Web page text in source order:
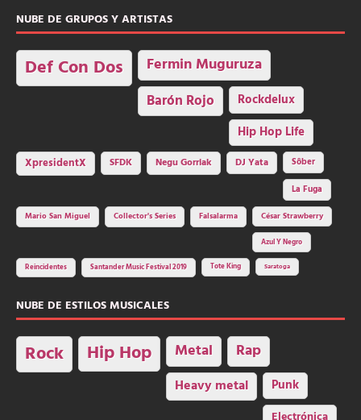
NUBE DE GRUPOS Y ARTISTAS
Def Con Dos Fermin Muguruza
Barón Rojo Rockdelux
Hip Hop Life
XpresidentX SFDK Negu Gorriak DJ Yata
Sôber
La Fuga
Mario San Miguel
Collector's Series Falsalarma César Strawberry
Azul Y Negro
Reincidentes Santander Music Festival 2019 Tote King Saratoga
NUBE DE ESTILOS MUSICALES
Rock Hip Hop Metal Rap
Heavy metal Punk